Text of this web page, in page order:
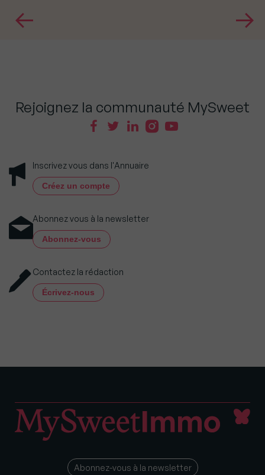
Rejoignez la communauté MySweet
Inscrivez vous dans l'Annuaire
Créez un compte
Abonnez vous à la newsletter
Abonnez-vous
Contactez la rédaction
Écrivez-nous
Abonnez-vous à la newsletter